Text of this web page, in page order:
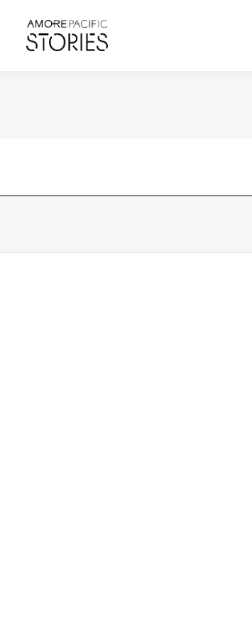
Concierge"展示圆满落幕